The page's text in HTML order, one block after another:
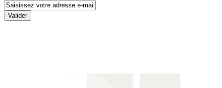
Valider